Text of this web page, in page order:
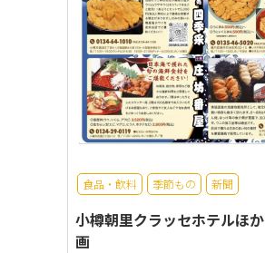
食品・飲料 季節もの 新聞
小樽朝里クラッセホテルほ
画